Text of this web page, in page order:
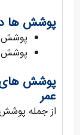
پوشش ها
پوشش
پوشش
پوشش های
عمر
از جمله